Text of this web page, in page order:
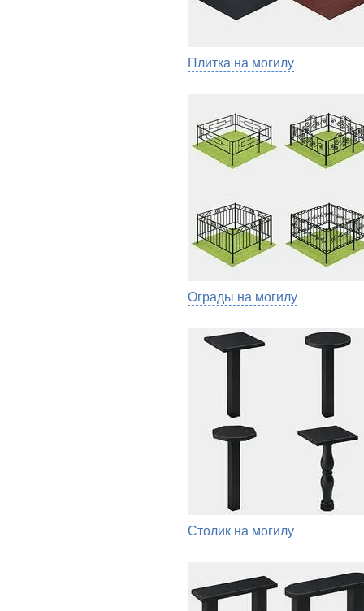
Плитка на могилу
Ограды на могилу
Столик на могилу